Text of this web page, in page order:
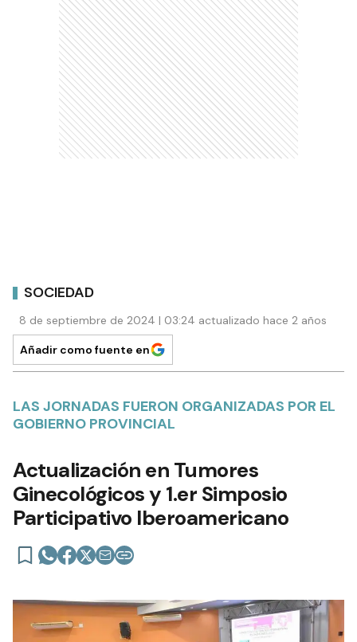
SOCIEDAD
8 de septiembre de 2024 | 03:24 actualizado hace 2 años
Añadir como fuente en
LAS JORNADAS FUERON ORGANIZADAS POR EL
GOBIERNO PROVINCIAL
Actualización en Tumores
Ginecológicos y 1.er Simposio
Participativo Iberoamericano